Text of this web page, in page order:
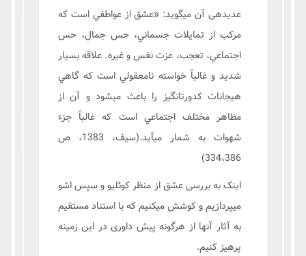
عدیدهی آن میگوید: «عشق از عواطفي است كه
مركب از تمايلات جسماني، حس جمال، حس
اجتماعي، تعجب، عزت نفس و غيره. علاقه بسيار
شديد و غالباً خواسته نامعقولي است كه گاهي
هيجانات كدورتانگيز را باعث ميشود و آن از
مظاهر مختلف اجتماعي است كه غالباً جزء
شهوات به شمار ميآيد.(سیف، 1383، ص
334،386)
اینک به بررسی عشق از منظر کوئلیو و سپس اشو
میپردازیم و کوشش ميكنيم که با استناد مستقیم
به آثار آنها از هرگونه پیش داوری در این زمینه
پرهیز کنیم.